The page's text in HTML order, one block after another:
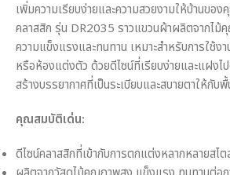
เพิ่มความเรียบง่ายและความสวยงามให้บ้านขอ
คลาสสิก รุ่น DR2035 ราวแขวนผ้าผลิตจากไ
ความแข็งแรงและทนทาน เหมาะสำหรับการใช้ง
หรือห้องแต่งตัว ด้วยดีไซน์ที่เรียบง่ายและแฝงไ
สร้างบรรยากาศที่เป็นระเบียบและสบายตาให้กั
คุณสมบัติเด่น:
ดีไซน์คลาสสิกที่เข้ากับการตกแต่งหลากหลายสไ